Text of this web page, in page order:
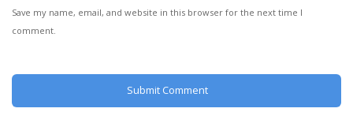
Save my name, email, and website in this browser for the next time I
comment.